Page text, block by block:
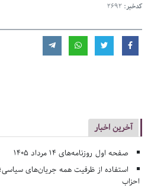
کدخبر: 2692
آخرین اخبار
صفحه اول روزنامه‌های 14 مرداد 1405
استفاده از ظرفیت همه جریان‌های
احزاب